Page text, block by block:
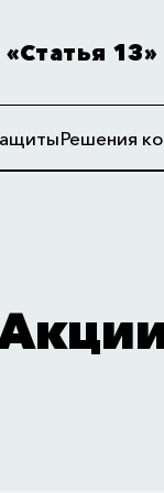
«Статья 13»
Решения